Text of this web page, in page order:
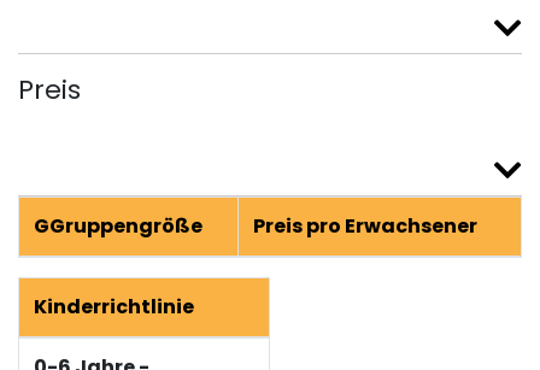
Preis
GGruppengröße Preis pro Erwachsener
Kinderrichtlinie